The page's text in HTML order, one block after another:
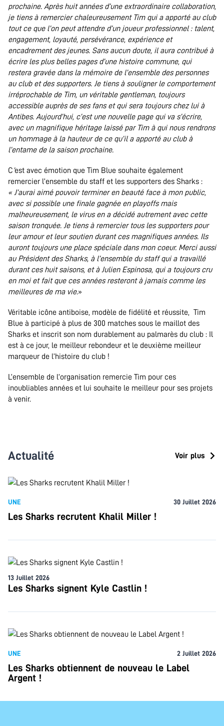
prochaine. Après huit années d’une extraordinaire collaboration,
je tiens à remercier chaleureusement Tim qui a apporté au club
tout ce que l’on peut attendre d’un joueur professionnel : talent,
engagement, loyauté, persévérance, expérience et
encadrement des jeunes. Sans aucun doute, il aura contribué à
écrire les plus belles pages d’une histoire commune, qui
restera gravée dans la mémoire de l’ensemble des personnes
au club et des supporters. Je tiens à souligner le comportement
irréprochable de Tim, un véritable gentleman, toujours
accessible auprès de ses fans et qui sera toujours chez lui à
Antibes. Aujourd’hui, c’est une nouvelle page qui va s’écrire,
avec un magnifique héritage laissé par Tim à qui nous rendrons
un hommage à la hauteur de ce qu’il a apporté au club à
l’entame de la saison prochaine.
C’est avec émotion que Tim Blue souhaite également
remercier l’ensemble du staff et les supporters des Sharks :
« J’aurai aimé pouvoir terminer en beauté face à mon public,
avec si possible une finale gagnée en playoffs mais
malheureusement, le virus en a décidé autrement avec cette
saison tronquée. Je tiens à remercier tous les supporters pour
leur amour et leur soutien durant ces magnifiques années. Ils
auront toujours une place spéciale dans mon coeur. Merci aussi
au Président des Sharks, à l’ensemble du staff qui a travaillé
durant ces huit saisons, et à Julien Espinosa, qui a toujours cru
en moi et fait que ces années resteront à jamais comme les
meilleures de ma vie.»
Véritable icône antiboise, modèle de fidélité et réussite, Tim
Blue à participé à plus de 300 matches sous le maillot des
Sharks et inscrit son nom durablement au palmarès du club : Il
est à ce jour, le meilleur rebondeur et le deuxième meilleur
marqueur de l’histoire du club !
L’ensemble de l’organisation remercie Tim pour ces
inoubliables années et lui souhaite le meilleur pour ses projets
à venir.
Actualité Voir plus
UNE 30 Juillet 2026
Les Sharks recrutent Khalil Miller !
13 Juillet 2026
Les Sharks signent Kyle Castlin !
UNE 2 Juillet 2026
Les Sharks obtiennent de nouveau le Label
Argent !